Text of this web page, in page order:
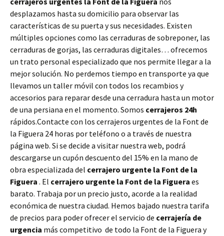
desplazamos hasta su domicilio para observar las
características de su puerta y sus necesidades. Existen
múltiples opciones como las cerraduras de sobreponer, las
cerraduras de gorjas, las cerraduras digitales… ofrecemos
un trato personal especializado que nos permite llegar a la
mejor solución. No perdemos tiempo en transporte ya que
llevamos un taller móvil con todos los recambios y
accesorios para reparar desde una cerradura hasta un motor
de una persiana en el momento. Somos cerrajeros 24h
rápidos.Contacte con los cerrajeros urgentes de la Font de
la Figuera 24 horas por teléfono o a través de nuestra
página web. Si se decide a visitar nuestra web, podrá
descargarse un cupón descuento del 15% en la mano de
obra especializada del cerrajero urgente la Font de la
Figuera . El cerrajero urgente la Font de la Figuera es
barato. Trabaja por un precio justo, acorde a la realidad
económica de nuestra ciudad. Hemos bajado nuestra tarifa
de precios para poder ofrecer el servicio de cerrajería de
urgencia más competitivo de todo la Font de la Figuera y